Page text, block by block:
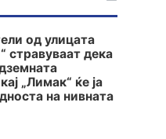
од улицата
стравуваат дека
„Лимак“ ќе ја
на нивната